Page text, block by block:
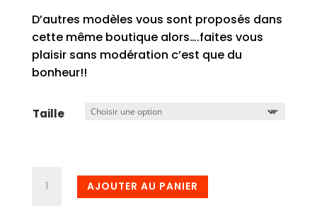
D’autres modèles vous sont proposés dans
cette même boutique alors….faites vous
plaisir sans modération c’est que du
bonheur!!
Taille
quantité
AJOUTER AU PANIER